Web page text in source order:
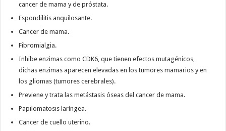
cancer de mama y de próstata.
Espondilitis anquilosante.
Cancer de mama.
Fibromialgia.
Inhibe enzimas como CDK6, que tienen efectos mutagénicos,
dichas enzimas aparecen elevadas en los tumores mamarios y en
los gliomas (tumores cerebrales).
Previene y trata las metástasis óseas del cancer de mama.
Papilomatosis laríngea.
Cancer de cuello uterino.